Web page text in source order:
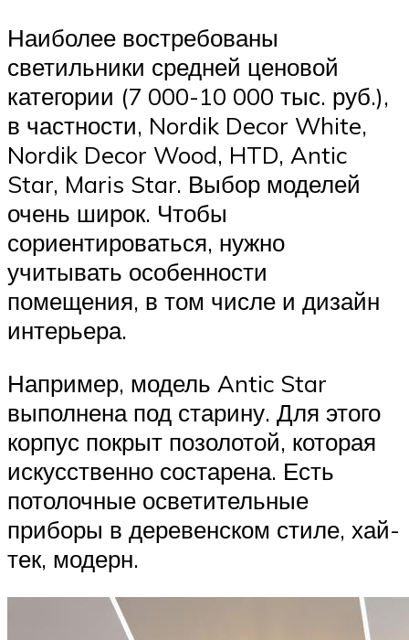
Наиболее востребованы
светильники средней ценовой
категории (7 000-10 000 тыс. руб.),
в частности, Nordik Decor White,
Nordik Decor Wood, HTD, Antic
Star, Maris Star. Выбор моделей
очень широк. Чтобы
сориентироваться, нужно
учитывать особенности
помещения, в том числе и дизайн
интерьера.
Например, модель Antic Star
выполнена под старину. Для этого
корпус покрыт позолотой, которая
искусственно состарена. Есть
потолочные осветительные
приборы в деревенском стиле, хай-
тек, модерн.